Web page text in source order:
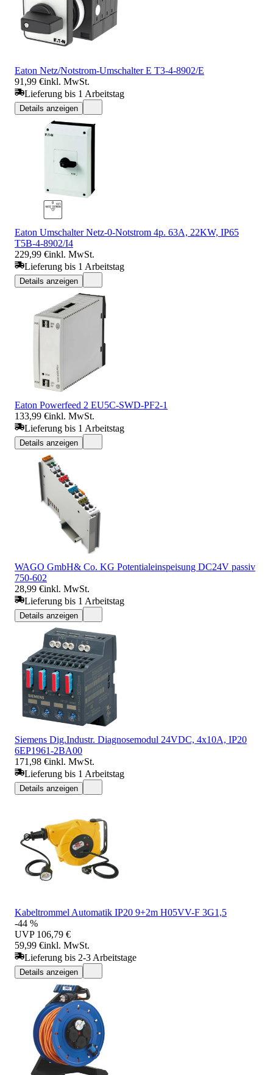
Eaton Netz/Notstrom-Umschalter E T3-4-8902/E
91,99 €inkl. MwSt.
Lieferung bis 1 Arbeitstag
Details anzeigen
Eaton Umschalter Netz-0-Notstrom 4p. 63A, 22KW, IP65
T5B-4-8902/I4
229,99 €inkl. MwSt.
Lieferung bis 1 Arbeitstag
Details anzeigen
Eaton Powerfeed 2 EU5C-SWD-PF2-1
133,99 €inkl. MwSt.
Lieferung bis 1 Arbeitstag
Details anzeigen
WAGO GmbH& Co. KG Potentialeinspeisung DC24V passiv
750-602
28,99 €inkl. MwSt.
Lieferung bis 1 Arbeitstag
Details anzeigen
Siemens Dig.Industr. Diagnosemodul 24VDC, 4x10A, IP20
6EP1961-2BA00
171,98 €inkl. MwSt.
Lieferung bis 1 Arbeitstag
Details anzeigen
Kabeltrommel Automatik IP20 9+2m H05VV-F 3G1,5
-44 %
UVP 106,79 €
59,99 €inkl. MwSt.
Lieferung bis 2-3 Arbeitstage
Details anzeigen